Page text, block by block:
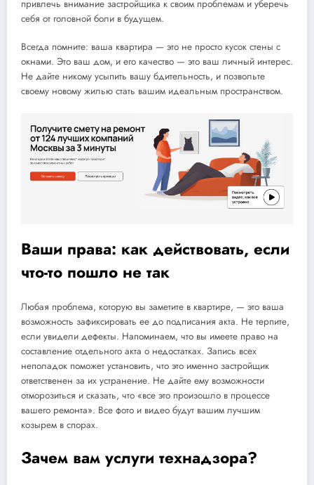
привлечь внимание застройщика к своим проблемам и уберечь
себя от головной боли в будущем.
Всегда помните: ваша квартира — это не просто кусок стены с
окнами. Это ваш дом, и его качество — это ваш личный интерес.
Не дайте никому усыпить вашу бдительность, и позвольте
своему новому жилью стать вашим идеальным пространством.
Ваши права: как действовать, если
что-то пошло не так
Любая проблема, которую вы заметите в квартире, — это ваша
возможность зафиксировать ее до подписания акта. Не терпите,
если увидели дефекты. Напоминаем, что вы имеете право на
составление отдельного акта о недостатках. Запись всех
неполадок поможет установить, что это именно застройщик
ответственен за их устранение. Не дайте ему возможности
отморозиться и сказать, что «все это произошло в процессе
вашего ремонта». Все фото и видео будут вашим лучшим
козырем в спорах.
Зачем вам услуги технадзора?